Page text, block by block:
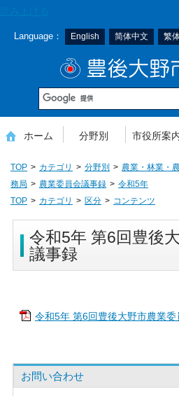
Language： English 简体中文 繁
ホーム 分野別 市役所案
TOP カテゴリ 分野別 農業・林業・
務局
農業委員会議事録
令和5年
TOP
カテゴリ 区分 コンテンツ
令和5年 第6回豊後
議事録
令和5年 第6回豊後大野市農業
お問い合わせ